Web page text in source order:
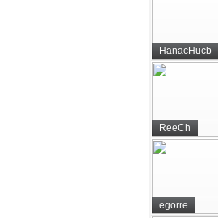
HanacHucb
ReeCh
egorre